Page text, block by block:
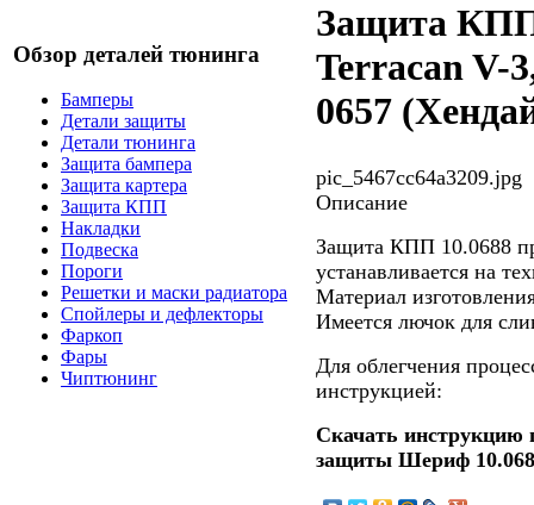
Обзор деталей тюнинга
Бамперы
Детали защиты
Детали тюнинга
Защита бампера
Защита картера
Защита КПП
Накладки
Подвеска
Пороги
Решетки и маски радиатора
Спойлеры и дефлекторы
Фаркоп
Фары
Чиптюнинг
Защита
Terracan V-
0657
pic_5467cc64a3209.jpg
Описание
Защита КПП 10.0688
устанавливается на
Материал
Имеется лючок для
Для облегчения
инструкцией:
Скачать инструкцию
защиты Шериф